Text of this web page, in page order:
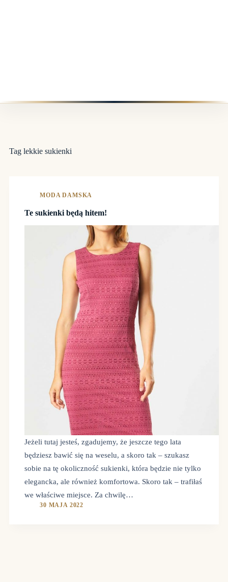
Tag lekkie sukienki
MODA DAMSKA
Te sukienki będą hitem!
Jeżeli tutaj jesteś, zgadujemy, że jeszcze tego lata
będziesz bawić się na weselu, a skoro tak – szukasz
sobie na tę okoliczność sukienki, która będzie nie tylko
elegancka, ale również komfortowa. Skoro tak – trafiłaś
we właściwe miejsce. Za chwilę…
30 MAJA 2022